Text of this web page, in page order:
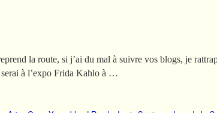
la route, si j’ai du mal à suivre vos blogs, je
serai à l’expo Frida Kahlo à …